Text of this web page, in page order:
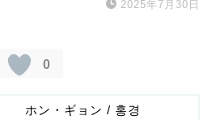
2025年7月30日
0
ホン・ギョン / 홍경